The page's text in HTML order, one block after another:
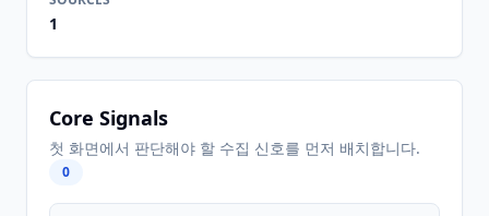
1
Core Signals
첫 화면에서 판단해야 할 수집 신호를 먼저 배치합니다.
0